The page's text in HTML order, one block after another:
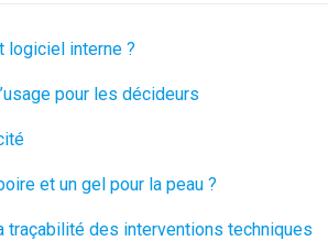
logiciel interne ?
pour les décideurs
et un gel pour la peau ?
traçabilité des interventions techniques